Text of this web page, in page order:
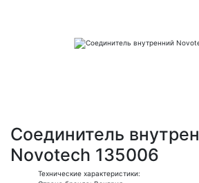
Соединитель
Novotech 135006
Технические характеристики: